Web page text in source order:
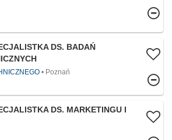
DS. BADAŃ
Poznań
DS. MARKETINGU I